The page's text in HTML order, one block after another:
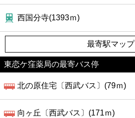
西国分寺(1393ｍ)
最寄駅マップ
東恋ケ窪薬局の最寄バス停
北の原住宅〔西武バス〕(79ｍ)
向ヶ丘〔西武バス〕(171ｍ)